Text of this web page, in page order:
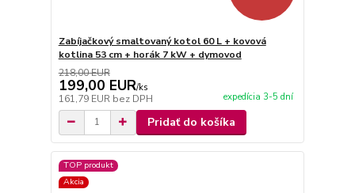
Zabíjačkový smaltovaný kotol 60 L + kovová
kotlina 53 cm + horák 7 kW + dymovod
218,00 EUR
199,00 EUR/ks
161,79 EUR bez DPH expedícia 3-5 dní
Pridať do košíka
TOP produkt
Akcia